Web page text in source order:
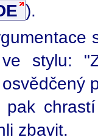
).
stylu:
pak
zbavit.